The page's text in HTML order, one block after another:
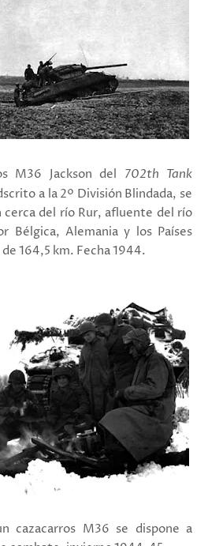
M36 Jackson del 702th Tank
a la 2º División Blindada, se
del río Rur, afluente del río
Bélgica, Alemania y los Países
164,5 km. Fecha 1944.
cazacarros M36 se dispone a